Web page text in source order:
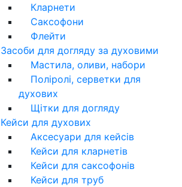
Кларнети
Саксофони
Флейти
Засоби для догляду за духовими
Мастила, оливи, набори
Поліролі, серветки для
духових
Щітки для догляду
Кейси для духових
Аксесуари для кейсів
Кейси для кларнетів
Кейси для саксофонів
Кейси для труб